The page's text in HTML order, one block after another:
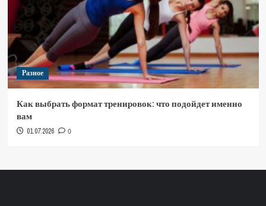
Разное
Как выбрать формат тренировок: что подойдет именно
вам
01.07.2026 0